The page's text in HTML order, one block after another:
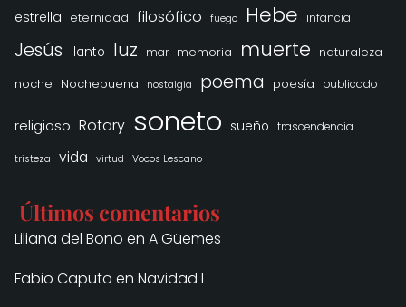
estrella eternidad filosófico fuego Hebe infancia
Jesús llanto luz mar memoria muerte naturaleza
noche Nochebuena nostalgia poema poesía publicado
religioso Rotary soneto sueño trascendencia
tristeza vida virtud Vocos Lescano
Últimos comentarios
Liliana del Bono en A Güemes
Fabio Caputo en Navidad I